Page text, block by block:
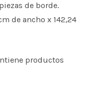
de borde.
de ancho x 142,24
productos